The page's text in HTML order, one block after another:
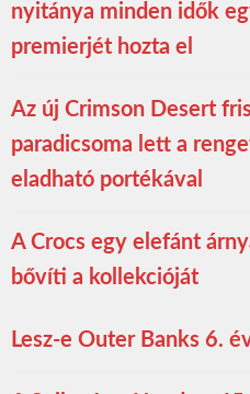
nyitánya minden idők
premierjét hozta el
Az új Crimson Desert
paradicsoma lett a
eladható portékával
A Crocs egy elefánt
bővíti a kollekcióját
Lesz-e Outer Banks 6.